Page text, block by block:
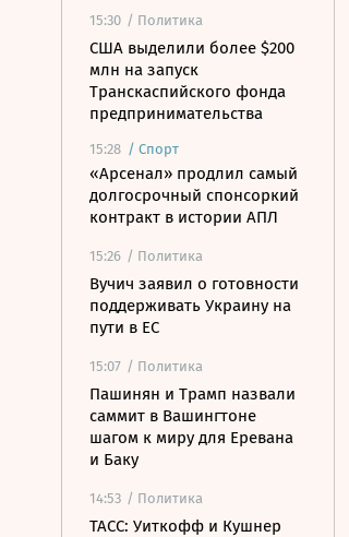
15:30 / Политика
США выделили более $200
млн на запуск
Транскаспийского фонда
предпринимательства
15:28 / Спорт
«Арсенал» продлил самый
долгосрочный спонсоркий
контракт в истории АПЛ
15:26 / Политика
Вучич заявил о готовности
поддерживать Украину на
пути в ЕС
15:07 / Политика
Пашинян и Трамп назвали
саммит в Вашингтоне
шагом к миру для Еревана
и Баку
14:53 / Политика
ТАСС: Уиткофф и Кушнер